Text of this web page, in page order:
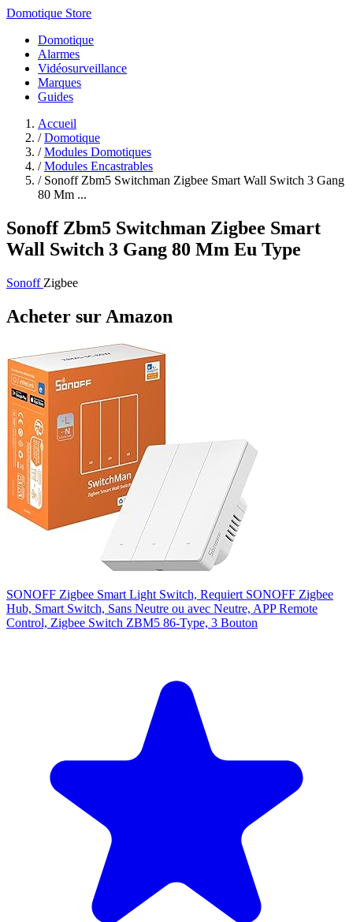
Domotique Store
Domotique
Alarmes
Vidéosurveillance
Marques
Guides
Accueil
/ Domotique
/ Modules Domotiques
/ Modules Encastrables
/ Sonoff Zbm5 Switchman Zigbee Smart Wall Switch 3 Gang
80 Mm ...
Sonoff Zbm5 Switchman Zigbee Smart
Wall Switch 3 Gang 80 Mm Eu Type
Sonoff Zigbee
Acheter sur Amazon
SONOFF Zigbee Smart Light Switch, Requiert SONOFF Zigbee
Hub, Smart Switch, Sans Neutre ou avec Neutre, APP Remote
Control, Zigbee Switch ZBM5 86-Type, 3 Bouton